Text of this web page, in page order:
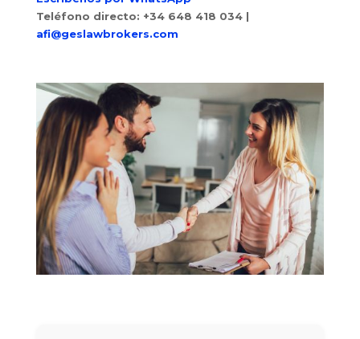
Teléfono directo: +34 648 418 034 |
afi@geslawbrokers.com